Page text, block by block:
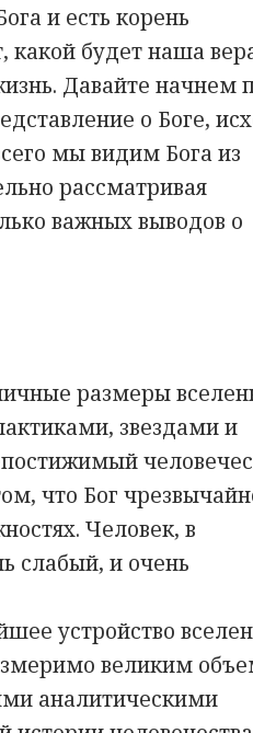
и есть корень
какой будет наша
Давайте начнем
о Боге,
мы видим Бога из
рассматривая
важных выводов о
размеры
звездами и
что Бог
Человек, в
слабый, и очень
устройство
великим
аналитическими